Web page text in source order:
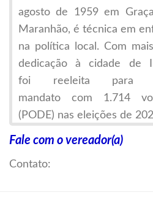
agosto de 1959 em
Maranhão, é técnica em
na política local. Com
dedicação à cidade de
foi reeleita para
mandato com 1.714
(PODE) nas eleições de
Ao longo de sua carreira,
um exemplo de
Fale com o vereador(a)
Contato: